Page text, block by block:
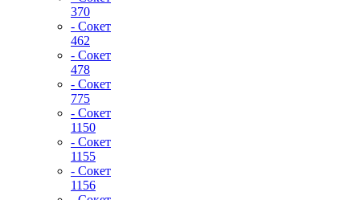
370
- Сокет
462
- Сокет
478
- Сокет
775
- Сокет
1150
- Сокет
1155
- Сокет
1156